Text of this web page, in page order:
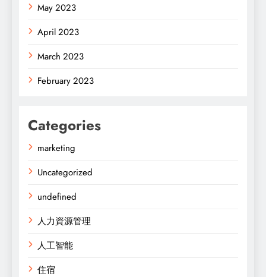
May 2023
April 2023
March 2023
February 2023
Categories
marketing
Uncategorized
undefined
人力資源管理
人工智能
住宿